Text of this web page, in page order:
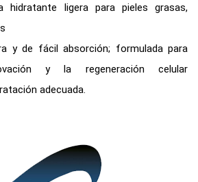
hidratante ligera para pieles grasas,
y de fácil absorción; formulada para
y la regeneración celular
adecuada.